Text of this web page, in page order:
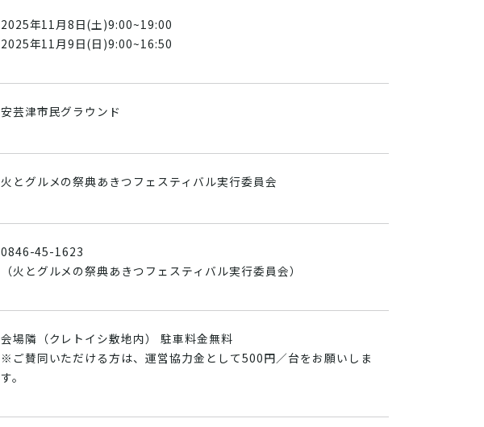
2025年11月8日(土)9:00~19:00
2025年11月9日(日)9:00~16:50
安芸津市民グラウンド
火とグルメの祭典あきつフェスティバル実行委員会
0846-45-1623
（火とグルメの祭典あきつフェスティバル実行委員会）
会場隣（クレトイシ敷地内） 駐車料金無料
※ご賛同いただける方は、運営協力金として500円／台をお願いしま
す。